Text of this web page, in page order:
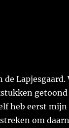
heb eerst
om